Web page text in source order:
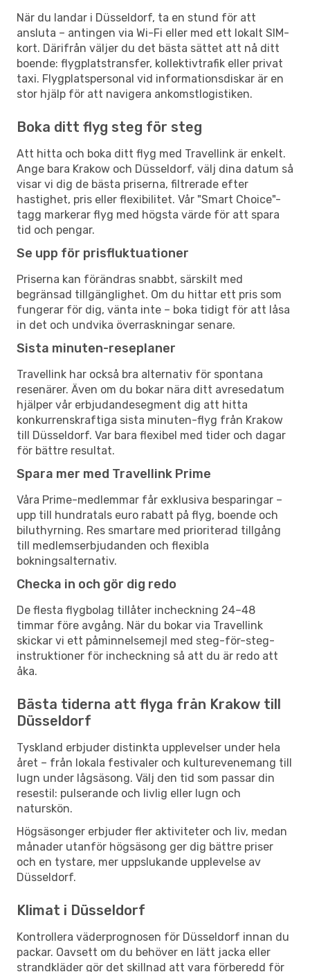
När du landar i Düsseldorf, ta en stund för att
ansluta – antingen via Wi-Fi eller med ett lokalt SIM-
kort. Därifrån väljer du det bästa sättet att nå ditt
boende: flygplatstransfer, kollektivtrafik eller privat
taxi. Flygplatspersonal vid informationsdiskar är en
stor hjälp för att navigera ankomstlogistiken.
Boka ditt flyg steg för steg
Att hitta och boka ditt flyg med Travellink är enkelt.
Ange bara Krakow och Düsseldorf, välj dina datum så
visar vi dig de bästa priserna, filtrerade efter
hastighet, pris eller flexibilitet. Vår "Smart Choice"-
tagg markerar flyg med högsta värde för att spara
tid och pengar.
Se upp för prisfluktuationer
Priserna kan förändras snabbt, särskilt med
begränsad tillgänglighet. Om du hittar ett pris som
fungerar för dig, vänta inte – boka tidigt för att låsa
in det och undvika överraskningar senare.
Sista minuten-reseplaner
Travellink har också bra alternativ för spontana
resenärer. Även om du bokar nära ditt avresedatum
hjälper vår erbjudandesegment dig att hitta
konkurrenskraftiga sista minuten-flyg från Krakow
till Düsseldorf. Var bara flexibel med tider och dagar
för bättre resultat.
Spara mer med Travellink Prime
Våra Prime-medlemmar får exklusiva besparingar –
upp till hundratals euro rabatt på flyg, boende och
biluthyrning. Res smartare med prioriterad tillgång
till medlemserbjudanden och flexibla
bokningsalternativ.
Checka in och gör dig redo
De flesta flygbolag tillåter incheckning 24–48
timmar före avgång. När du bokar via Travellink
skickar vi ett påminnelsemejl med steg-för-steg-
instruktioner för incheckning så att du är redo att
åka.
Bästa tiderna att flyga från Krakow till
Düsseldorf
Tyskland erbjuder distinkta upplevelser under hela
året – från lokala festivaler och kulturevenemang till
lugn under lågsäsong. Välj den tid som passar din
resestil: pulserande och livlig eller lugn och
naturskön.
Högsäsonger erbjuder fler aktiviteter och liv, medan
månader utanför högsäsong ger dig bättre priser
och en tystare, mer uppslukande upplevelse av
Düsseldorf.
Klimat i Düsseldorf
Kontrollera väderprognosen för Düsseldorf innan du
packar. Oavsett om du behöver en lätt jacka eller
strandkläder gör det skillnad att vara förberedd för